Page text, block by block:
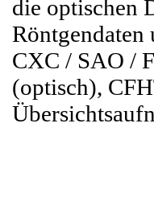
die optischen
CXC / SAO /
(optisch),